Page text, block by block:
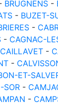
BRUGNENS -
- BUZET-
-
- CAGNAC-
CAILLAVET -
-
ET-
SOR -
-